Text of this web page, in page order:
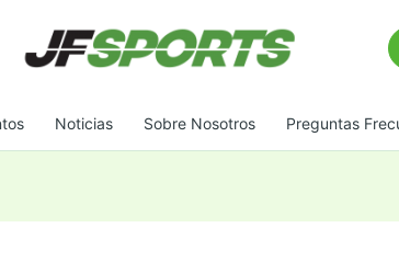
Noticias Sobre Nosotros Preguntas